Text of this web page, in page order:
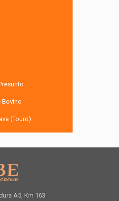
Bovino
(Touro)
A5, Km 163